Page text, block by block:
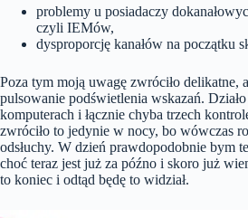
problemy u posiadaczy
czyli IEMów,
dysproporcję kanałów na początku
Poza tym moją uwagę zwróciło delikatne,
pulsowanie podświetlenia wskazań.
komputerach i łącznie chyba trzech
zwróciło to jedynie w nocy, bo wówczas
odsłuchy. W dzień prawdopodobnie bym
choć teraz jest już za późno i skoro już
to koniec i odtąd będę to widział.